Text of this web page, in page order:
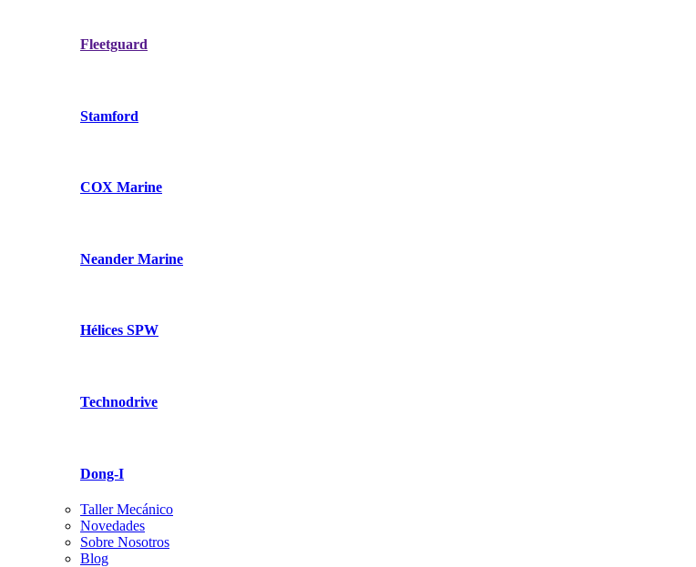
Fleetguard
Stamford
COX Marine
Neander Marine
Hélices SPW
Technodrive
Dong-I
Taller Mecánico
Novedades
Sobre Nosotros
Blog